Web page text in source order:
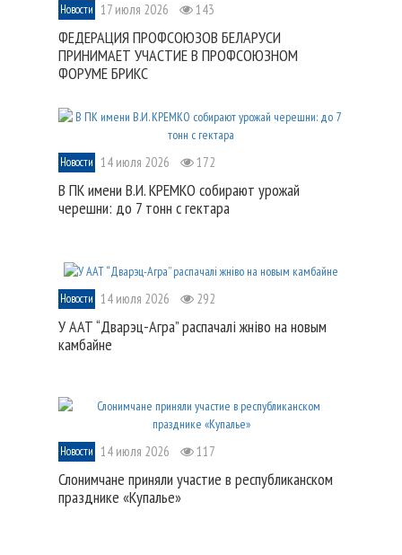
Новости 17 июля 2026 143
ФЕДЕРАЦИЯ ПРОФСОЮЗОВ БЕЛАРУСИ
ПРИНИМАЕТ УЧАСТИЕ В ПРОФСОЮЗНОМ
ФОРУМЕ БРИКС
Новости 14 июля 2026 172
В ПК имени В.И. КРЕМКО собирают урожай
черешни: до 7 тонн с гектара
Новости 14 июля 2026 292
У ААТ “Дварэц-Агра” распачалі жніво на новым
камбайне
Новости 14 июля 2026 117
Слонимчане приняли участие в республиканском
празднике «Купалье»